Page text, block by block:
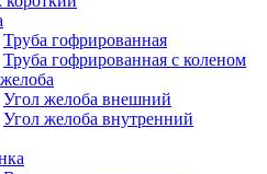
Труба гофрированная
Труба гофрированная с коленом
Угол желоба внешний
Угол желоба внутренний